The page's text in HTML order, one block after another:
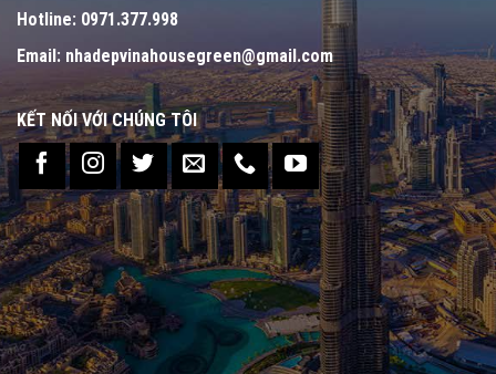
Hotline: 0971.377.998
Email: nhadepvinahousegreen@gmail.com
KẾT NỐI VỚI CHÚNG TÔI